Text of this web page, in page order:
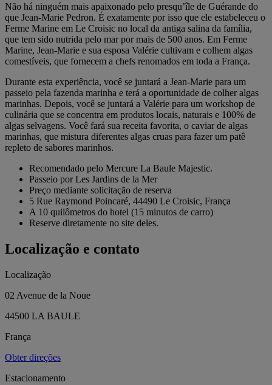
Não há ninguém mais apaixonado pelo presqu’île de Guérande do
que Jean-Marie Pedron. É exatamente por isso que ele estabeleceu o
Ferme Marine em Le Croisic no local da antiga salina da família,
que tem sido nutrida pelo mar por mais de 500 anos. Em Ferme
Marine, Jean-Marie e sua esposa Valérie cultivam e colhem algas
comestíveis, que fornecem a chefs renomados em toda a França.
Durante esta experiência, você se juntará a Jean-Marie para um
passeio pela fazenda marinha e terá a oportunidade de colher algas
marinhas. Depois, você se juntará a Valérie para um workshop de
culinária que se concentra em produtos locais, naturais e 100% de
algas selvagens. Você fará sua receita favorita, o caviar de algas
marinhas, que mistura diferentes algas cruas para fazer um patê
repleto de sabores marinhos.
Recomendado pelo Mercure La Baule Majestic.
Passeio por Les Jardins de la Mer
Preço mediante solicitação de reserva
5 Rue Raymond Poincaré, 44490 Le Croisic, França
A 10 quilômetros do hotel (15 minutos de carro)
Reserve diretamente no site deles.
Localização e contato
Localização
02 Avenue de la Noue
44500 LA BAULE
França
Obter direções
Estacionamento